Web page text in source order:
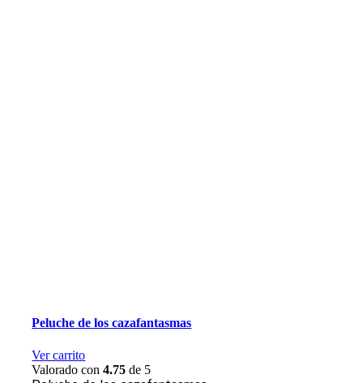
Peluche de los cazafantasmas
Ver carrito
Valorado con4.75 de 5